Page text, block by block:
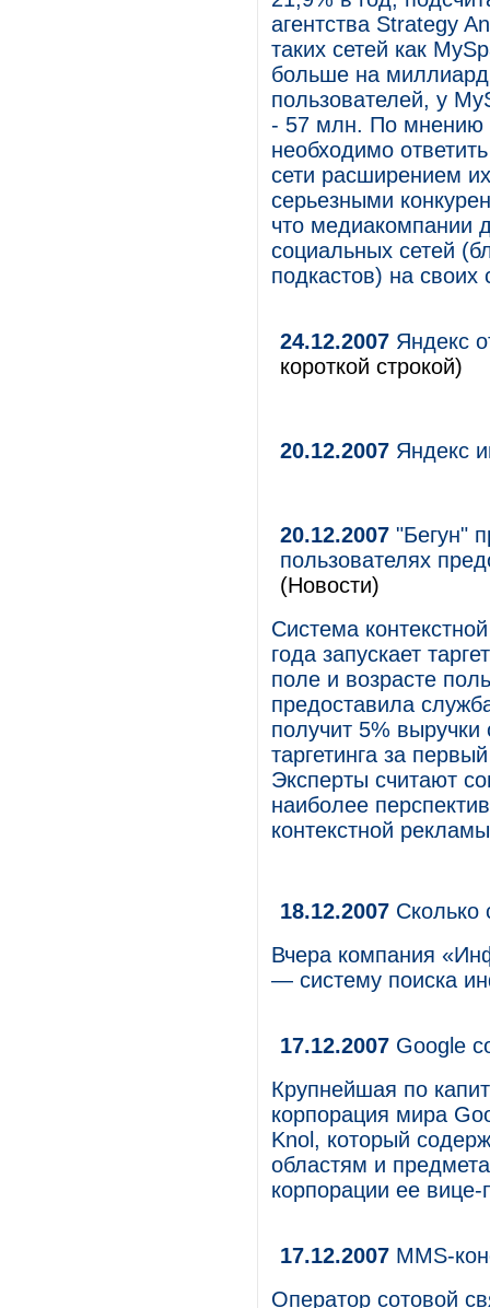
агентства Strategy
таких сетей как
больше на
пользователей, у
- 57 млн. По мнению
необходимо
сети расширением
серьезными
что медиакомпании
социальных сетей
подкастов) на своих
24.12.2007 Яндекс
короткой строкой)
20.12.2007 Яндекс
20.12.2007 "Бегун"
пользователях
(Новости)
Система
года запускает
поле и возрасте
предоставила
получит 5%
таргетинга за
Эксперты считают
наиболее
контекстной
18.12.2007 Сколько
Вчера компания
— систему поиска
17.12.2007 Google
Крупнейшая по
корпорация мира
Knol, который
областям и
корпорации ее
17.12.2007 MMS-
Оператор сотовой